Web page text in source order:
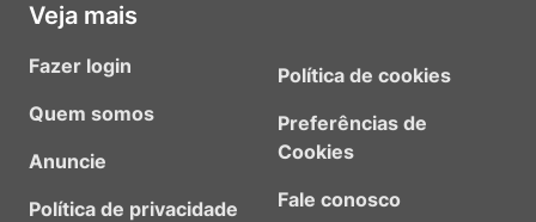
Veja mais
Fazer login
Quem somos
Anuncie
Política de privacidade
Política de cookies
Preferências de
Cookies
Fale conosco